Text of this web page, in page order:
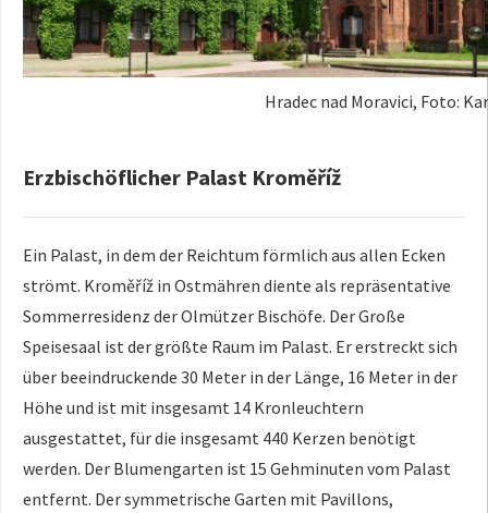
Hradec nad Moravici, Foto:
Erzbischöflicher Palast Kroměříž
Ein Palast, in dem der Reichtum förmlich aus allen Ecken
strömt. Kroměříž in Ostmähren diente als repräsentative
Sommerresidenz der Olmützer Bischöfe. Der Große
Speisesaal ist der größte Raum im Palast. Er erstreckt sich
über beeindruckende 30 Meter in der Länge, 16 Meter in der
Höhe und ist mit insgesamt 14 Kronleuchtern
ausgestattet, für die insgesamt 440 Kerzen benötigt
werden. Der Blumengarten ist 15 Gehminuten vom Palast
entfernt. Der symmetrische Garten mit Pavillons,